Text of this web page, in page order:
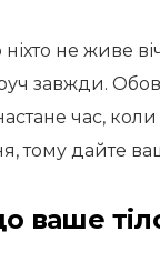
не живе
завжди.
час,
тому дайте
ваше